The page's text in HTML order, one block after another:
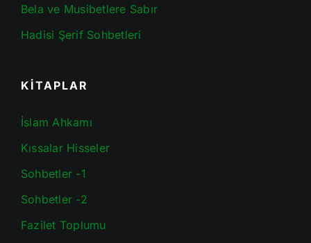
Bela ve Musibetlere Sabır
Hadisi Şerif Sohbetleri
KİTAPLAR
İslam Ahkamı
Kıssalar Hisseler
Sohbetler -1
Sohbetler -2
Fazilet Toplumu